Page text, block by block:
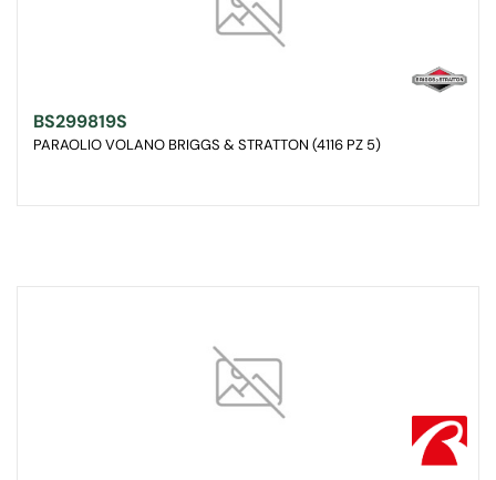
BS299819S
PARAOLIO VOLANO BRIGGS & STRATTON (4116 PZ 5)